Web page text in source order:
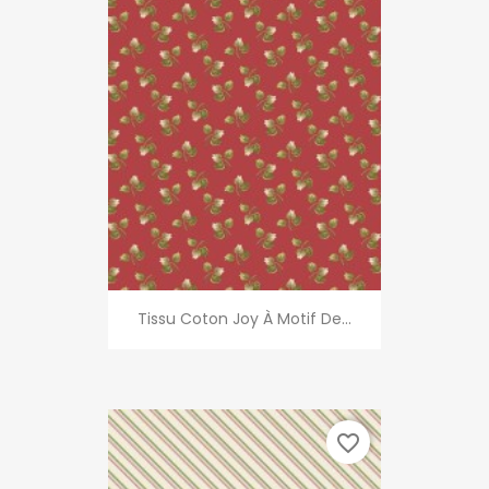
Tissu Coton Joy À Motif De...
favorite_border